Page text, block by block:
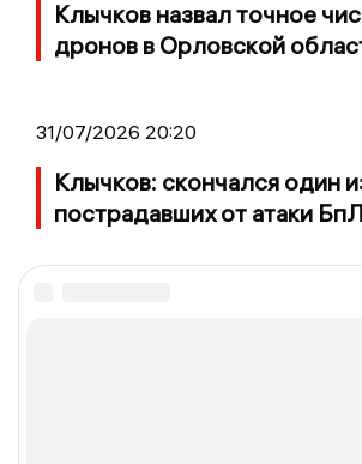
Клычков назвал точное
дронов в Орловской
31/07/2026 20:20
Клычков: скончался один
пострадавших от атаки